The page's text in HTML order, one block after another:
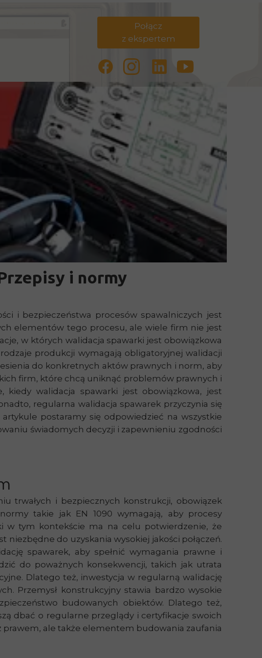
Połącz
z ekspertem
i normy
i bezpieczeństwa procesów spawalniczych jest
elementów tego procesu, ale wiele firm nie jest
w których walidacja spawarki jest obowiązkowa
produkcji wymagają obligatoryjnej walidacji
do konkretnych aktów prawnych i norm, aby
firm, które chcą uniknąć problemów prawnych i
kiedy walidacja spawarki jest obowiązkowa, jest
regularna walidacja spawarek przyczynia się
postaramy się odpowiedzieć na wszystkie
świadomych decyzji i zapewnieniu zgodności
trwałych i bezpiecznych konstrukcji, obowiązek
takie jak EN 1090 wymagają, aby procesy
w tym kontekście ma na celu potwierdzenie, że
do uzyskania wysokiej jakości połączeń.
spawarek, aby spełnić wymagania prawne i
do poważnych konsekwencji, takich jak utrata
Dlatego też, inwestycja w regularną walidację
Przemysł konstrukcyjny stawia bardzo wysokie
budowanych obiektów. Dlatego też,
dbać o regularne przeglądy i certyfikacje swoich
prawem, ale także elementem budowania zaufania